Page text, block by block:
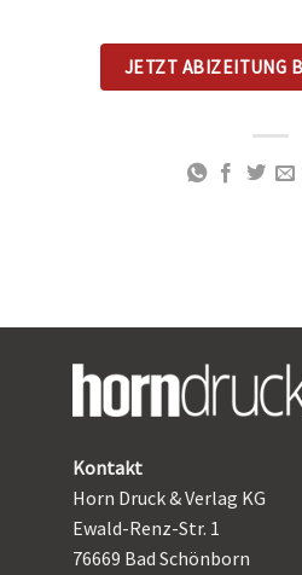
JETZT ABIZEITUNG
Kontakt
Horn Druck & Verlag KG
Ewald-Renz-Str. 1
76669 Bad Schönborn